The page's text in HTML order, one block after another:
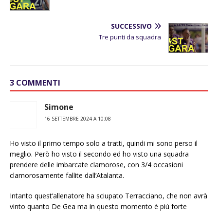
SUCCESSIVO
Tre punti da squadra
3 COMMENTI
Simone
16 SETTEMBRE 2024 A 10:08
Ho visto il primo tempo solo a tratti, quindi mi sono perso il
meglio. Però ho visto il secondo ed ho visto una squadra
prendere delle imbarcate clamorose, con 3/4 occasioni
clamorosamente fallite dall’Atalanta.
Intanto quest’allenatore ha sciupato Terracciano, che non avrà
vinto quanto De Gea ma in questo momento è più forte